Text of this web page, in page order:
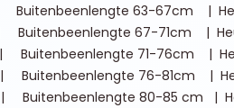
63-67cm |
67-71cm |
71-76cm |
76-81cm |
80-85 cm |